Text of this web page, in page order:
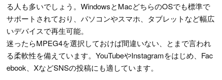
る人も多いでしょう。WindowsとMacどちらのOSでも標準で
サポートされており、パソコンやスマホ、タブレットなど幅広
いデバイスで再生可能。
迷ったらMPEG4を選択しておけば間違いない、とまで言われ
る柔軟性を備えています。YouTubeやInstagramをはじめ、Fac
ebook、XなどSNSの投稿にも適しています。